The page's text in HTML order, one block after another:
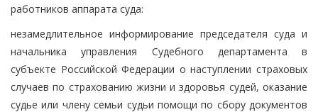
работников аппарата суда:
незамедлительное информирование председателя суда и
начальника управления Судебного департамента в
субъекте Российской Федерации о наступлении страховых
случаев по страхованию жизни и здоровья судей, оказание
судье или члену семьи судьи помощи по сбору документов